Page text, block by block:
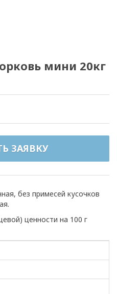
мини 20кг
ЗАЯВКУ
без примесей кусочков
ценности на 100 г